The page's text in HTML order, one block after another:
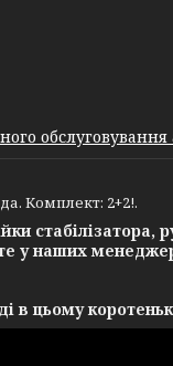
Комплект: 2+2!.
стабілізатора,
у наших
в цьому